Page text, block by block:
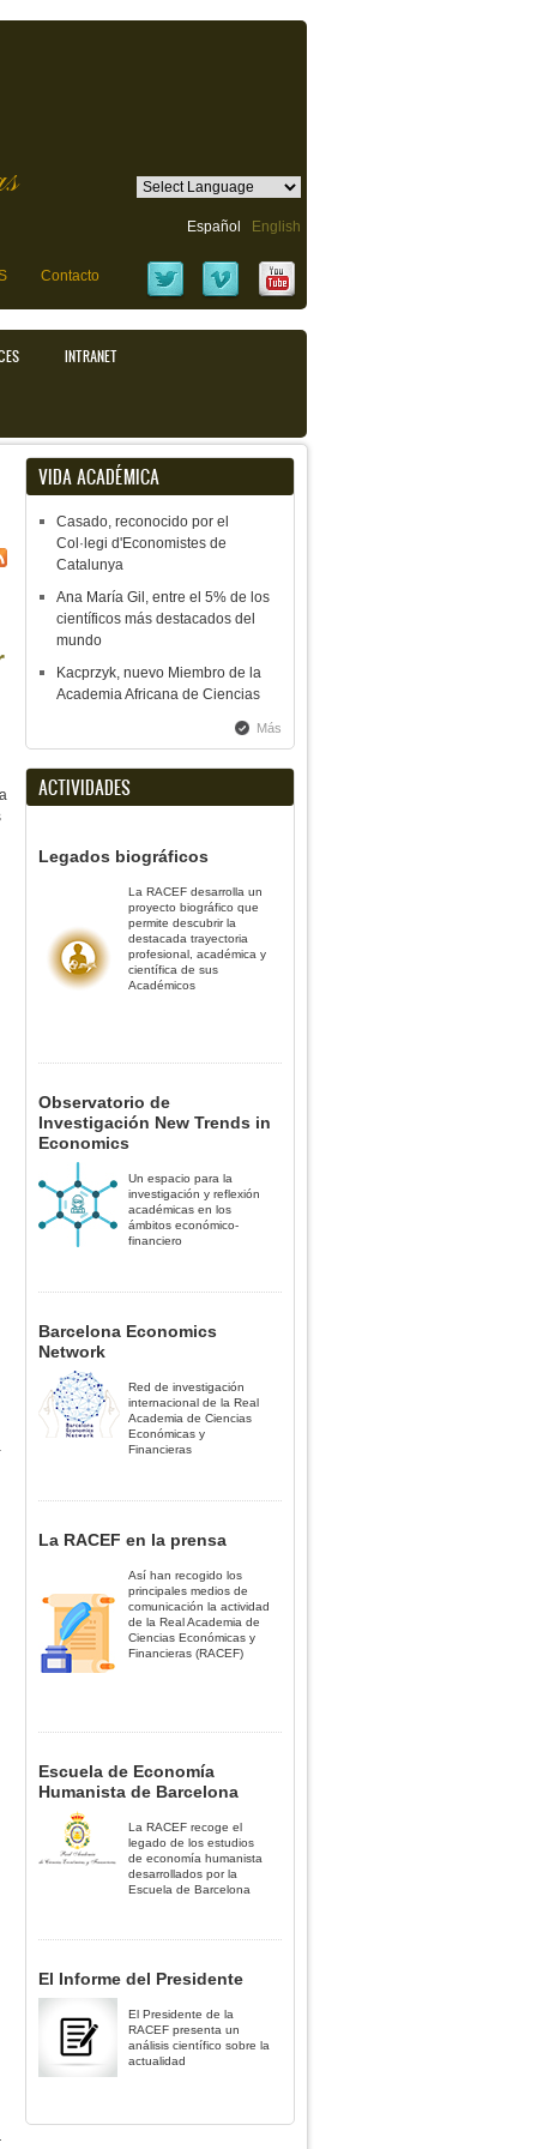
Español English
Contacto
INTRANET
VIDA ACADÉMICA
Casado, reconocido por el
Col·legi d'Economistes de
Catalunya
Ana María Gil, entre el 5% de los
científicos más destacados del
mundo
Kacprzyk, nuevo Miembro de la
Academia Africana de Ciencias
Más
ACTIVIDADES
Legados biográficos
La RACEF desarrolla un
proyecto biográfico que
permite descubrir la
destacada trayectoria
profesional, académica y
científica de sus
Académicos
Observatorio de
Investigación New Trends in
Economics
Un espacio para la
investigación y reflexión
académicas en los
ámbitos económico-
financiero
Barcelona Economics
Network
Red de investigación
internacional de la Real
Academia de Ciencias
Económicas y
Financieras
La RACEF en la prensa
Así han recogido los
principales medios de
comunicación la actividad
de la Real Academia de
Ciencias Económicas y
Financieras (RACEF)
Escuela de Economía
Humanista de Barcelona
La RACEF recoge el
legado de los estudios
de economía humanista
desarrollados por la
Escuela de Barcelona
El Informe del Presidente
El Presidente de la
RACEF presenta un
análisis científico sobre la
actualidad